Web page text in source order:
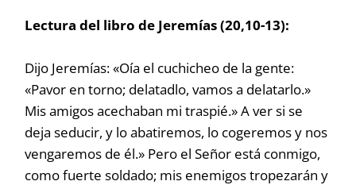
Lectura del libro de Jeremías (20,10-13):
Dijo Jeremías: «Oía el cuchicheo de la gente:
«Pavor en torno; delatadlo, vamos a delatarlo.»
Mis amigos acechaban mi traspié.» A ver si se
deja seducir, y lo abatiremos, lo cogeremos y nos
vengaremos de él.» Pero el Señor está conmigo,
como fuerte soldado; mis enemigos tropezarán y